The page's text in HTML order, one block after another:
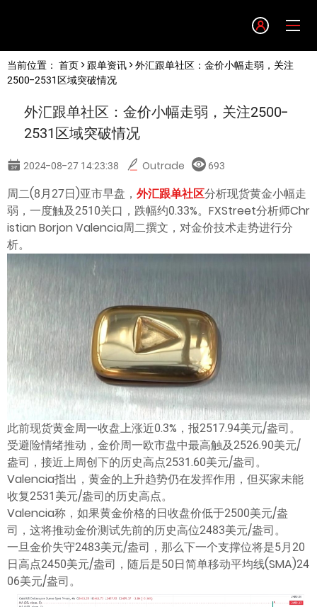
English
简体中文
한글
ไทย
当前位置： 首页> 跟单资讯> 外汇跟单社区：金价小幅走弱，关注
2500-2531区域突破情况
外汇跟单社区：金价小幅走弱，关注2500-
2531区域突破情况
2024-08-27 14:23:38 Outrade 693
周二(8月27日)亚市早盘， 外汇跟单社区分析现货黄金小幅走
弱，一度触及2510关口，跌幅约0.33%。FXStreet分析师Chr
istian Borjon Valencia周二撰文，对金价技术走势进行分
析。
此前现货黄金周一收盘上涨近0.3%，报2517.94美元/盎司。
受避险情绪推动，金价周一欧市盘中最高触及2526.90美元/
盎司，接近上周创下的历史高点2531.60美元/盎司。
Valencia指出，黄金的上升趋势仍在发挥作用，但买家未能
收复2531美元/盎司的历史高点。
Valencia称，如果黄金价格的日收盘价低于2500美元/盎
司，这将推动金价测试先前的历史高位2483美元/盎司。
一旦金价失守2483美元/盎司，那么下一个支撑位将是5月20
日高点2450美元/盎司，随后是50日简单移动平均线(SMA)24
06美元/盎司。